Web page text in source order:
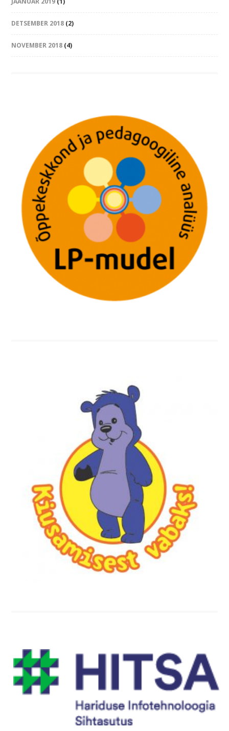
DETSEMBER 2018 (2)
NOVEMBER 2018 (4)